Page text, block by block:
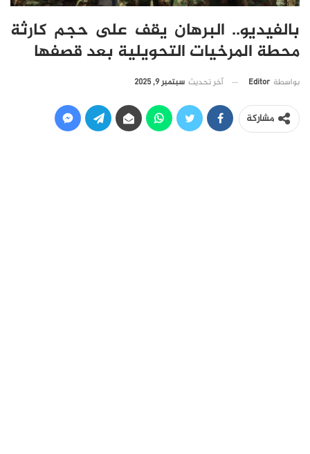
بالفيديو.. البرهان يقف على حجم كارثة
محطة المرخيات التحويلية بعد قصفها
بواسطة Editor آخر تحديث سبتمبر 9, 2025
مشاركة